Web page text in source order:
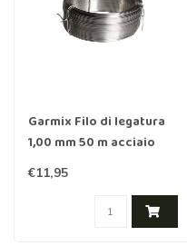
Garmix Filo di legatura
1,00 mm 50 m acciaio
inox
€11,95